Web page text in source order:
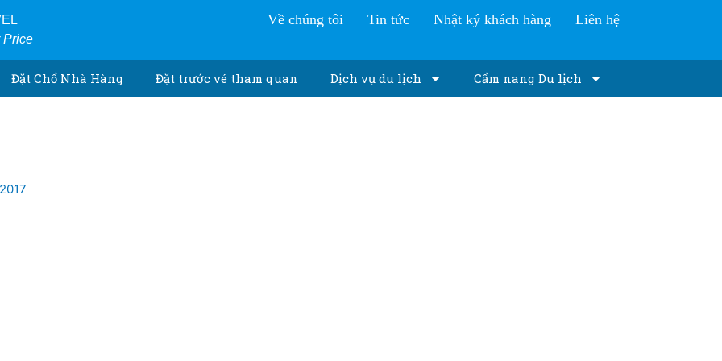
Price
Về chúng tôi Tin tức Nhật ký khách hàng Liên hệ
Đặt Chổ Nhà Hàng Đặt trước vé tham quan Dịch vụ du lịch Cẩm nang Du lịch